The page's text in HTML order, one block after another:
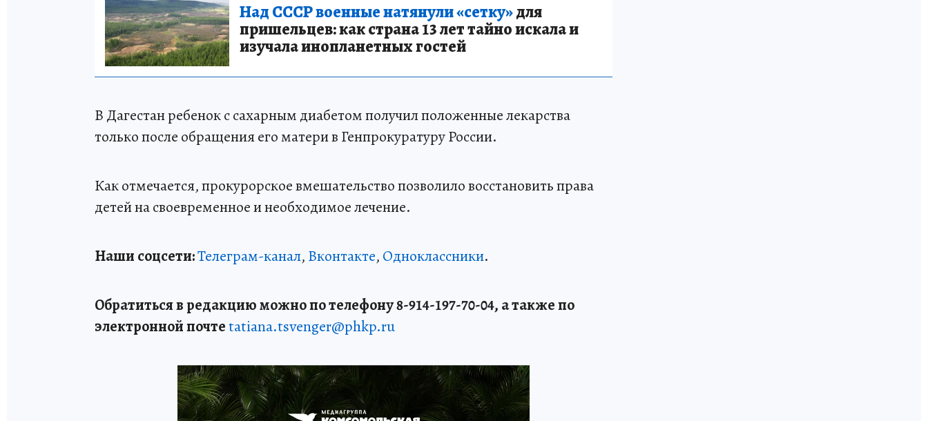
Над СССР военные натянули «сетку»для
пришельцев: как страна 13 лет тайно искала и
изучала инопланетных гостей
В Дагестан ребенок с сахарным диабетом получил положенные лекарства
только после обращения его матери в Генпрокуратуру России.
Как отмечается, прокурорское вмешательство позволило восстановить права
детей на своевременное и необходимое лечение.
Наши соцсети:Телеграм-канал, Вконтакте, Одноклассники.
Обратиться в редакцию можно по телефону 8-914-197-70-04, а также по
электронной почтеtatiana.tsvenger@phkp.ru